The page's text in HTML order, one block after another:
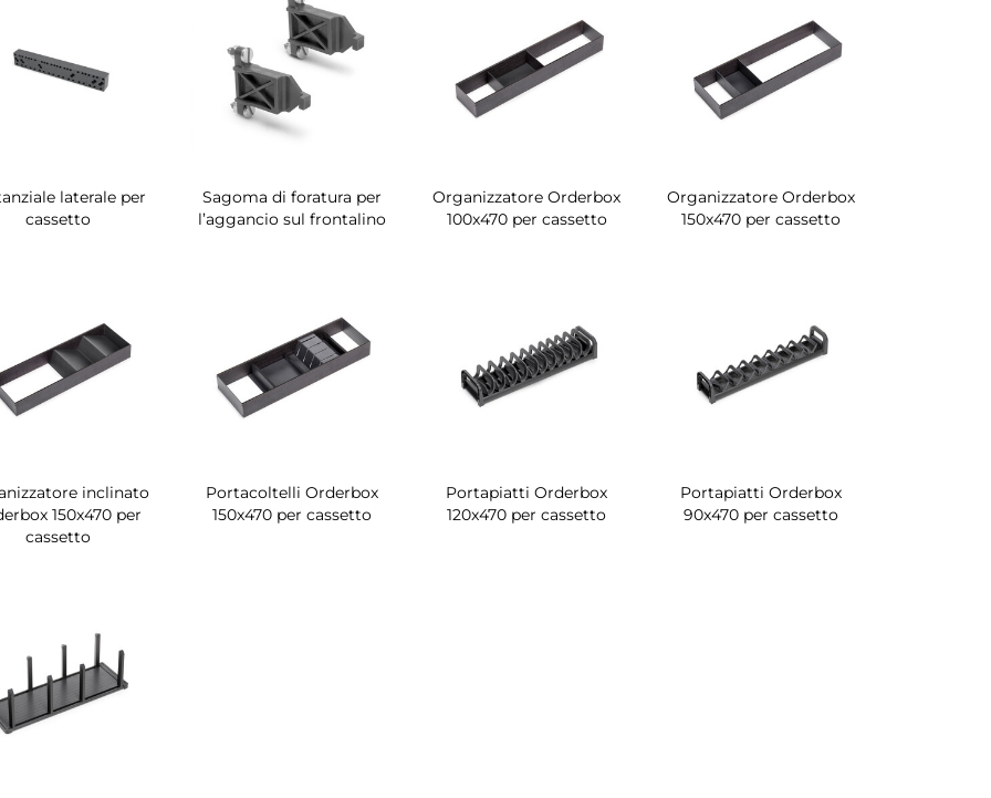
laterale per
cassetto
Sagoma di foratura per
l’aggancio sul frontalino
Organizzatore Orderbox
100x470 per cassetto
Organizzatore Orderbox
150x470 per cassetto
inclinato
150x470 per
cassetto
Portacoltelli Orderbox
150x470 per cassetto
Portapiatti Orderbox
120x470 per cassetto
Portapiatti Orderbox
90x470 per cassetto